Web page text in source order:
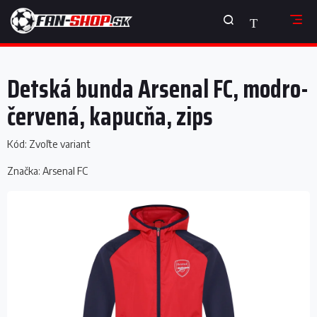
Prejsť
obsah
NÁKUPNÝ
KOŠÍK
Detská bunda Arsenal FC, modro-
červená, kapucňa, zips
Kód: Zvoľte variant
Značka: Arsenal FC